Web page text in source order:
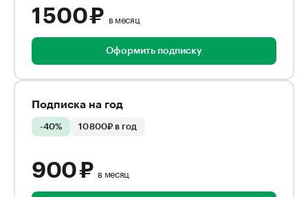
1 500 ₽ в месяц
Оформить подписку
Подписка на год
-40% 10 800₽ в год
900 ₽ в месяц